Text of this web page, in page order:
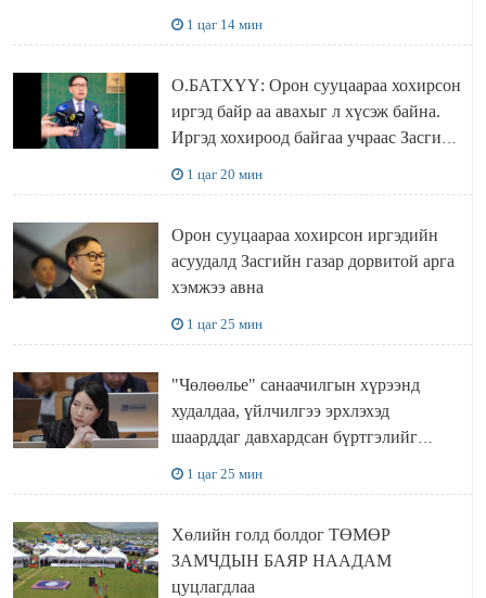
1 цаг 14 мин
О.БАТХҮҮ: Орон сууцаараа хохирсон
иргэд байр аа авахыг л хүсэж байна.
Иргэд хохироод байгаа учраас Засгийн
1 цаг 20 мин
Орон сууцаараа хохирсон иргэдийн
асуудалд Засгийн газар дорвитой арга
хэмжээ авна
1 цаг 25 мин
"Чөлөөлье" санаачилгын хүрээнд
худалдаа, үйлчилгээ эрхлэхэд
шаарддаг давхардсан бүртгэлийг
1 цаг 25 мин
Хөлийн голд болдог ТӨМӨР
ЗАМЧДЫН БАЯР НААДАМ
цуцлагдлаа